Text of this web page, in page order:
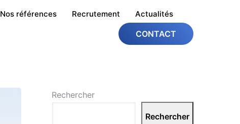
Nos références Recrutement Actualités
CONTACT
Rechercher
Rechercher